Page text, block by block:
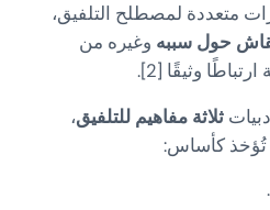
متعددة لمصطلح التلفيق،
حول سببه وغيره من
وثيقًا [2].
ثلاثة مفاهيم للتلفيق،
تُؤخذ كأساس: